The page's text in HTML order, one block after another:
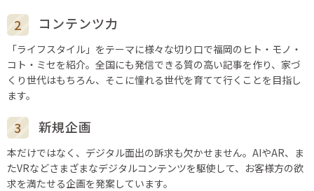
コンテンツ力
「ライフスタイル」をテーマに様々な切り口で福岡のヒト・モノ・
コト・ミセを紹介。全国にも発信できる質の高い記事を作り、家づ
くり世代はもちろん、そこに憧れる世代を育てて行くことを目指し
ます。
新規企画
本だけではなく、デジタル面出の訴求も欠かせません。AIやAR、ま
たVRなどさまざまなデジタルコンテンツを駆使して、お客様方の欲
求を満たせる企画を発案しています。